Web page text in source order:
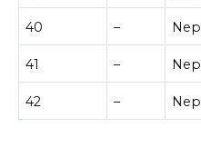
40 –
41 –
42 –